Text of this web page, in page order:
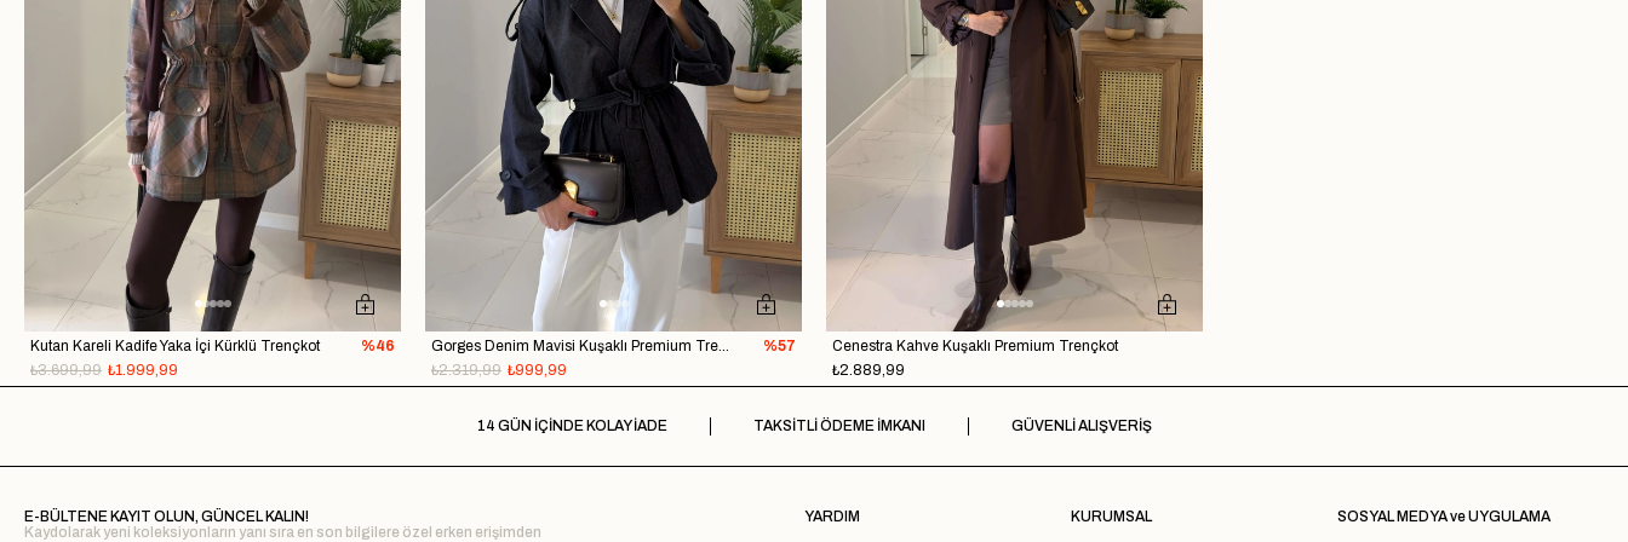
Kutan Kareli Kadife Yaka İçi Kürklü Trençkot
₺1.999,99
₺3.699,99
%46
₺999,99
₺2.319,99
%57
Cenestra Kahve Kuşaklı Premium Trençkot
₺2.889,99
14 GÜN İÇİNDE KOLAY İADE TAKSİTLİ ÖDEME İMKANI GÜVENLİ ALIŞVERİŞ
E-BÜLTENE KAYIT OLUN, GÜNCEL KALIN!
Kaydolarak yeni koleksiyonların yanı sıra en son bilgilere özel erken erişimden
YARDIM KURUMSAL SOSYAL MEDYA ve UYGULAMA